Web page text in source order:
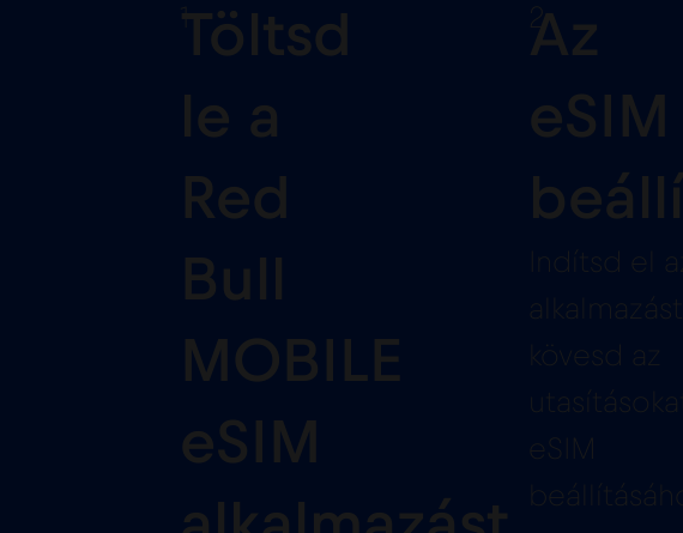
1
Töltsd
le a
Red
Bull
MOBILE
eSIM
2
Az
eSIM
Indítsd el az
kövesd az
eSIM